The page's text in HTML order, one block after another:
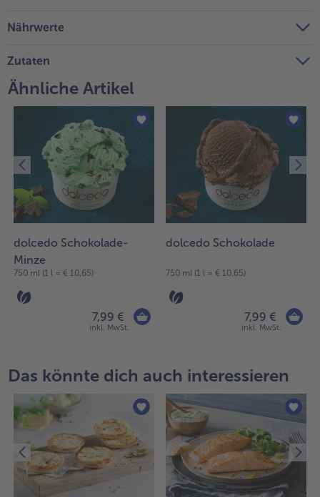
Nährwerte
Zutaten
Ähnliche Artikel
dolcedo Schokolade-
Minze
750 ml (1 l = € 10,65)
7,99 €
inkl. MwSt.
dolcedo Schokolade
750 ml (1 l = € 10,65)
7,99 €
inkl. MwSt.
Das könnte dich auch interessieren